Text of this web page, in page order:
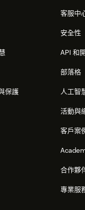
保護
客服中
安全性
API 和
部落格
人工智
活動與
客戶案
合作夥
專業服